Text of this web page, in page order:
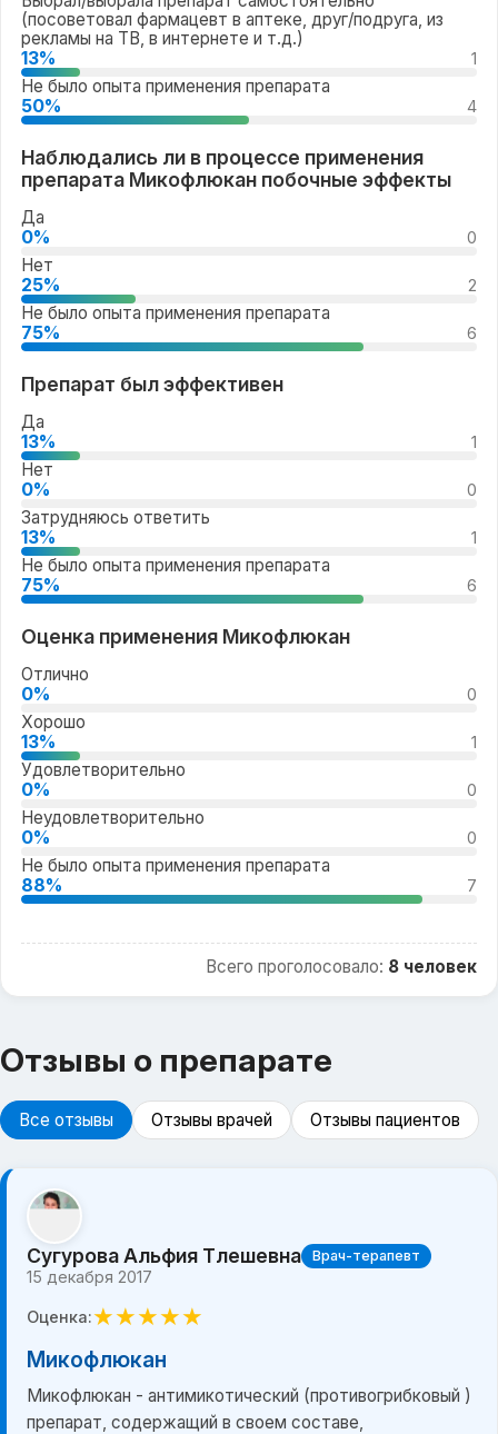
(посоветовал фармацевт в аптеке, друг/подруга, из
рекламы на ТВ, в интернете и т.д.)
13% 1
Не было опыта применения препарата
50% 4
Наблюдались ли в процессе применения
препарата Микофлюкан побочные эффекты
Да
0% 0
Нет
25% 2
Не было опыта применения препарата
75% 6
Препарат был эффективен
Да
13% 1
Нет
0% 0
Затрудняюсь ответить
13% 1
Не было опыта применения препарата
75% 6
Оценка применения Микофлюкан
Отлично
0% 0
Хорошо
13% 1
Удовлетворительно
0% 0
Неудовлетворительно
0% 0
Не было опыта применения препарата
88% 7
Всего проголосовало: 8 человек
Отзывы о препарате
Все отзывы Отзывы врачей Отзывы пациентов
Сугурова Альфия Тлешевна Врач-терапевт
15 декабря 2017
Оценка:★★★★★
Микофлюкан
Микофлюкан - антимикотический (противогрибковый )
препарат, содержащий в своем составе,